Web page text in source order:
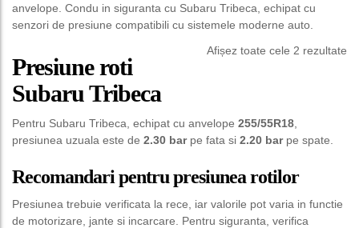
anvelope. Condu in siguranta cu Subaru Tribeca, echipat cu
senzori de presiune compatibili cu sistemele moderne auto.
Afișez toate cele 2 rezultate
Presiune roti
Subaru Tribeca
Pentru Subaru Tribeca, echipat cu anvelope 255/55R18
presiunea uzuala este de 2.30 barpe fata si 2.20 barpe spate.
Recomandari pentru presiunea rotilor
Presiunea trebuie verificata la rece, iar valorile pot varia in functie
de motorizare, jante si incarcare. Pentru siguranta, verifica